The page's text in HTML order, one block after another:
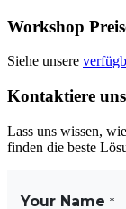
Workshop
Siehe unsere
Kontaktiere uns
Lass uns wissen,
finden die beste